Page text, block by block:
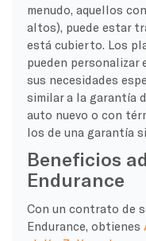
menudo, aquellos
altos), puede estar
está cubierto. Los
pueden personalizar
sus necesidades
similar a la garantía
auto nuevo o con
los de una garantía
Beneficios
Endurance
Con un contrato de
Endurance, obtienes